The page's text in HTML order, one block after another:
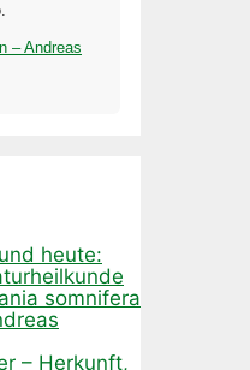
– Andreas
heute:
somnifera
– Herkunft,